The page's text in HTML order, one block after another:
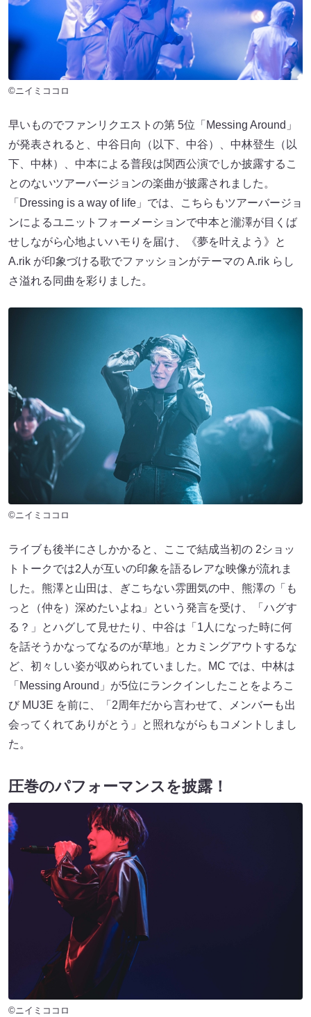
©ニイミココロ
早いものでファンリクエストの第 5位「Messing Around」
が発表されると、中谷日向（以下、中谷）、中林登生（以
下、中林）、中本による普段は関西公演でしか披露するこ
とのないツアーバージョンの楽曲が披露されました。
「Dressing is a way of life」では、こちらもツアーバージョ
ンによるユニットフォーメーションで中本と瀧澤が目くば
せしながら心地よいハモりを届け、《夢を叶えよう》と
A.rik が印象づける歌でファッションがテーマの A.rik らし
さ溢れる同曲を彩りました。
©ニイミココロ
ライブも後半にさしかかると、ここで結成当初の 2ショッ
トトークでは2人が互いの印象を語るレアな映像が流れま
した。熊澤と山田は、ぎこちない雰囲気の中、熊澤の「も
っと（仲を）深めたいよね」という発言を受け、「ハグす
る？」とハグして見せたり、中谷は「1人になった時に何
を話そうかなってなるのが草地」とカミングアウトするな
ど、初々しい姿が収められていました。MC では、中林は
「Messing Around」が5位にランクインしたことをよろこ
び MU3E を前に、「2周年だから言わせて、メンバーも出
会ってくれてありがとう」と照れながらもコメントしまし
た。
圧巻のパフォーマンスを披露！
©ニイミココロ